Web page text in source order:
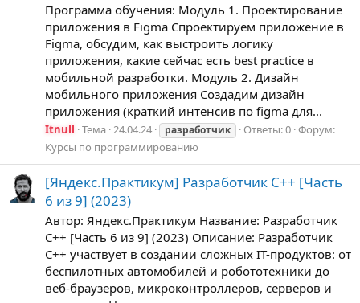
Программа обучения: Модуль 1. Проектирование
приложения в Figma Спроектируем приложение в
Figma, обсудим, как выстроить логику
приложения, какие сейчас есть best practice в
мобильной разработки. Модуль 2. Дизайн
мобильного приложения Создадим дизайн
приложения (краткий интенсив по figma для...
Itnull Тема 24.04.24 разработчик Ответы: 0 Форум:
Курсы по программированию
[Яндекс.Практикум] Разработчик C++ [Часть
6 из 9] (2023)
Автор: Яндекс.Практикум Название: Разработчик
C++ [Часть 6 из 9] (2023) Описание: Разработчик
C++ участвует в создании сложных IT-продуктов: от
беспилотных автомобилей и робототехники до
веб-браузеров, микроконтроллеров, серверов и